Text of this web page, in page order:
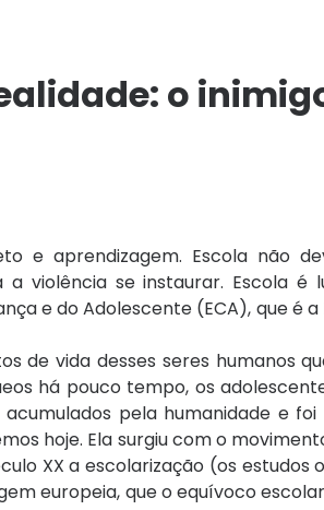
o
e aprendizagem. Escola não
violência se instaurar. Escola é
e do Adolescente (ECA), que é a
de vida desses seres humanos
há pouco tempo, os
pela humanidade e
hoje. Ela surgiu com o
XX a escolarização (os
europeia, que o equívoco